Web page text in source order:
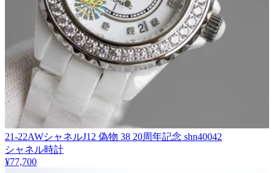
21-22AWシャネルJ12 偽物 38 20周年記念 shn40042
シャネル時計
¥77,700